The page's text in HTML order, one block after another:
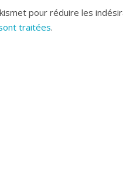
pour réduire les
traitées.